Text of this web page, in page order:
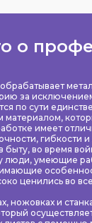
о
за
по сути
материалом,
имеет
гибкости и
быту, во время
люди, умеющие
ценились во
ножовках и